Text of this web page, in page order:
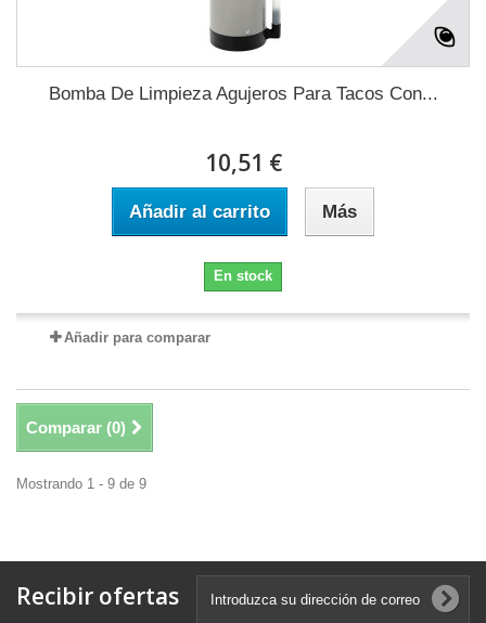
Bomba De Limpieza Agujeros Para Tacos Con...
10,51 €
Añadir al carrito Más
En stock
Añadir para comparar
Comparar (0)
Mostrando 1 - 9 de 9
Recibir ofertas